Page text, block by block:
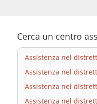
Cerca un centro
Assistenza nel
Assistenza nel
Assistenza nel
Assistenza nel